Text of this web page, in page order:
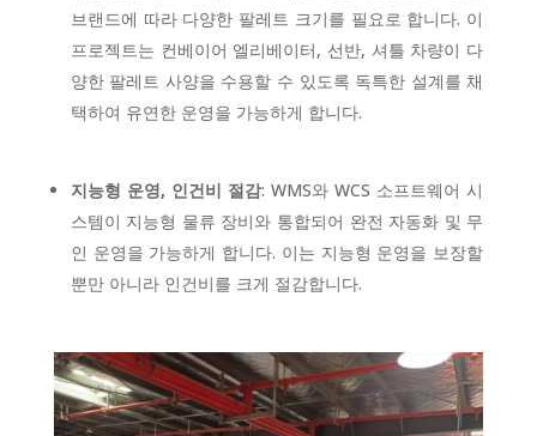
브랜드에 따라 다양한 팔레트 크기를 필요로 합니다. 이
프로젝트는 컨베이어 엘리베이터, 선반, 셔틀 차량이 다
양한 팔레트 사양을 수용할 수 있도록 독특한 설계를 채
택하여 유연한 운영을 가능하게 합니다.
지능형 운영, 인건비 절감: WMS와 WCS 소프트웨어 시
스템이 지능형 물류 장비와 통합되어 완전 자동화 및 무
인 운영을 가능하게 합니다. 이는 지능형 운영을 보장할
뿐만 아니라 인건비를 크게 절감합니다.